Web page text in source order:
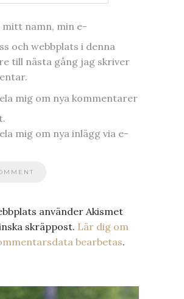
mitt namn, min e-
och webbplats i denna
till nästa gång jag skriver
mig om nya kommentarer
mig om nya inlägg via e-
använder Akismet
skräppost. Lär dig om
bearbetas.